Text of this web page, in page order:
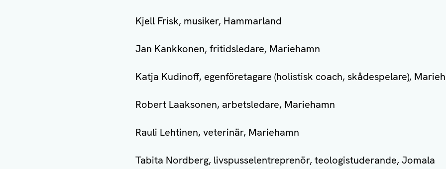
Kjell Frisk, musiker, Hammarland
Jan Kankkonen, fritidsledare, Mariehamn
Katja Kudinoff, egenföretagare (holistisk coach, skådespelare),
Robert Laaksonen, arbetsledare, Mariehamn
Rauli Lehtinen, veterinär, Mariehamn
Tabita Nordberg, livspusselentreprenör, teologistuderande, Jomala